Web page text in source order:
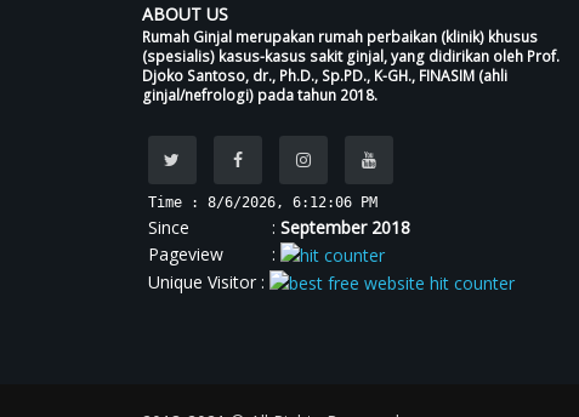
ABOUT US
Rumah Ginjal merupakan rumah perbaikan (klinik) khusus
(spesialis) kasus-kasus sakit ginjal, yang didirikan oleh Prof.
Djoko Santoso, dr., Ph.D., Sp.PD., K-GH., FINASIM (ahli
ginjal/nefrologi) pada tahun 2018.
Time : 8/6/2026, 6:12:07 PM
Since : September 2018
Pageview :
Unique Visitor :